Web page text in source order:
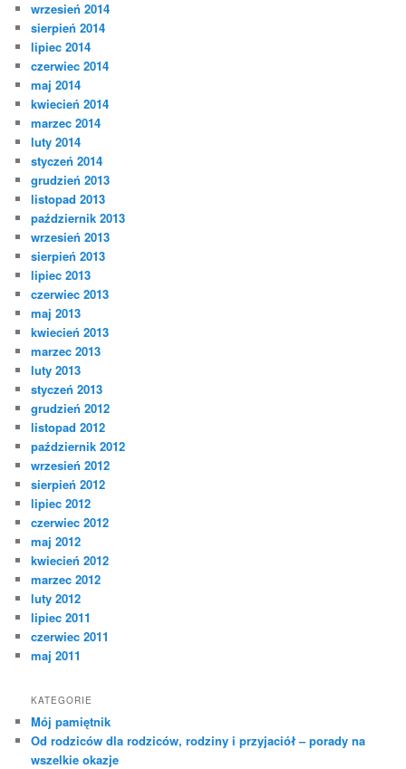
wrzesień 2014
sierpień 2014
lipiec 2014
czerwiec 2014
maj 2014
kwiecień 2014
marzec 2014
luty 2014
styczeń 2014
grudzień 2013
listopad 2013
październik 2013
wrzesień 2013
sierpień 2013
lipiec 2013
czerwiec 2013
maj 2013
kwiecień 2013
marzec 2013
luty 2013
styczeń 2013
grudzień 2012
listopad 2012
październik 2012
wrzesień 2012
sierpień 2012
lipiec 2012
czerwiec 2012
maj 2012
kwiecień 2012
marzec 2012
luty 2012
lipiec 2011
czerwiec 2011
maj 2011
KATEGORIE
Mój pamiętnik
Od rodziców dla rodziców, rodziny i przyjaciół – porady na
wszelkie okazje